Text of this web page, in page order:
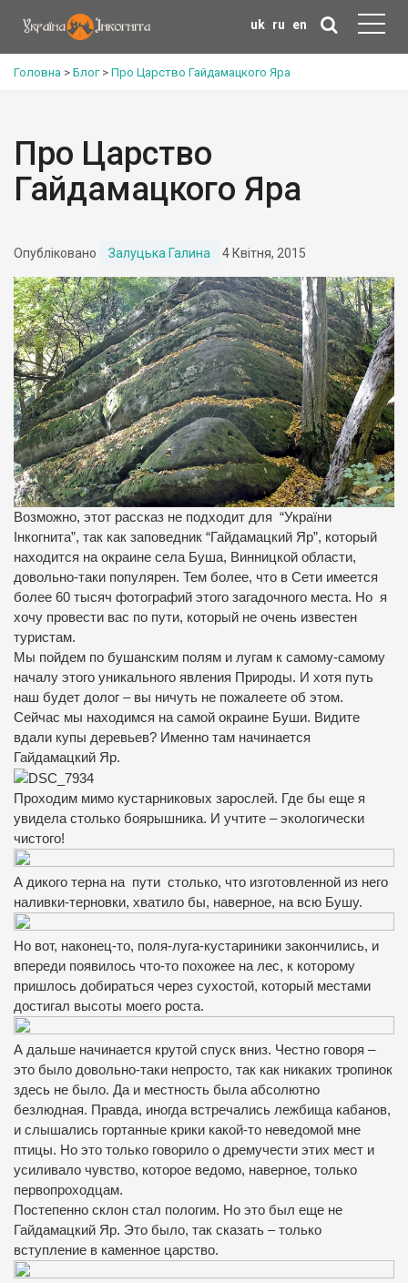
uk ru en
Головна > Блог> Про Царство Гайдамацкого Яра
Про Царство
Гайдамацкого Яра
Опубліковано Залуцька Галина 4 Квітня, 2015
Возможно, этот рассказ не подходит для “України
Інкогнита”, так как заповедник “Гайдамацкий Яр”, который
находится на окраине села Буша, Винницкой области,
довольно-таки популярен. Тем более, что в Сети имеется
более 60 тысяч фотографий этого загадочного места. Но я
хочу провести вас по пути, который не очень известен
туристам.
Мы пойдем по бушанским полям и лугам к самому-самому
началу этого уникального явления Природы. И хотя путь
наш будет долог – вы ничуть не пожалеете об этом.
Сейчас мы находимся на самой окраине Буши. Видите
вдали купы деревьев? Именно там начинается
Гайдамацкий Яр.
Проходим мимо кустарниковых зарослей. Где бы еще я
увидела столько боярышника. И учтите – экологически
чистого!
А дикого терна на пути столько, что изготовленной из него
наливки-терновки, хватило бы, наверное, на всю Бушу.
Но вот, наконец-то, поля-луга-кустариники закончились, и
впереди появилось что-то похожее на лес, к которому
пришлось добираться через сухостой, который местами
достигал высоты моего роста.
А дальше начинается крутой спуск вниз. Честно говоря –
это было довольно-таки непросто, так как никаких тропинок
здесь не было. Да и местность была абсолютно
безлюдная. Правда, иногда встречались лежбища кабанов,
и слышались гортанные крики какой-то неведомой мне
птицы. Но это только говорило о дремучести этих мест и
усиливало чувство, которое ведомо, наверное, только
первопроходцам.
Постепенно склон стал пологим. Но это был еще не
Гайдамацкий Яр. Это было, так сказать – только
вступление в каменное царство.